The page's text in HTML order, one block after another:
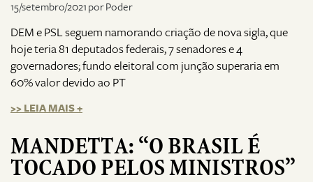
15/setembro/2021 por Poder
DEM e PSL seguem namorando criação de nova sigla, que
hoje teria 81 deputados federais, 7 senadores e 4
governadores; fundo eleitoral com junção superaria em
60% valor devido ao PT
>> LEIA MAIS +
MANDETTA: “O BRASIL É
TOCADO PELOS MINISTROS”